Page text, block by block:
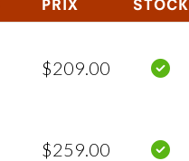
PRIX STOCK
$209 00
$259 00